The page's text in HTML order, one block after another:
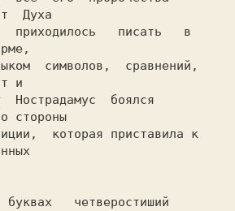
Духа
приходилось   писать   в
символов,  сравнений,
и
Нострадамус  боялся
стороны
которая приставила к